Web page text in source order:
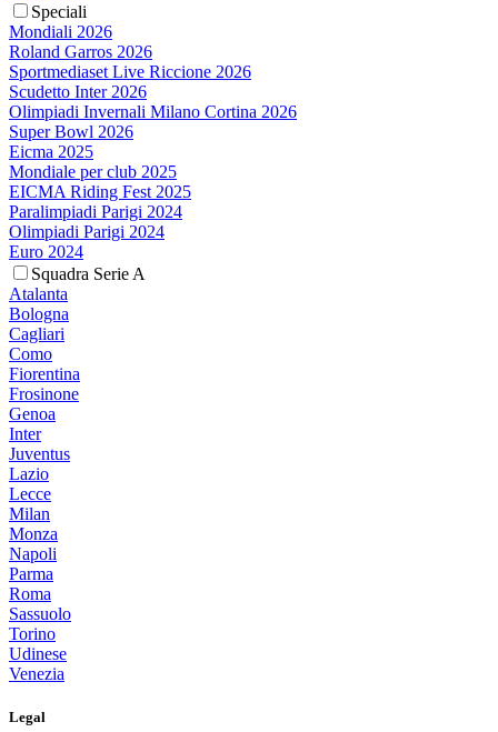
Speciali
Mondiali 2026
Roland Garros 2026
Sportmediaset Live Riccione 2026
Scudetto Inter 2026
Olimpiadi Invernali Milano Cortina 2026
Super Bowl 2026
Eicma 2025
Mondiale per club 2025
EICMA Riding Fest 2025
Paralimpiadi Parigi 2024
Olimpiadi Parigi 2024
Euro 2024
Squadra Serie A
Atalanta
Bologna
Cagliari
Como
Fiorentina
Frosinone
Genoa
Inter
Juventus
Lazio
Lecce
Milan
Monza
Napoli
Parma
Roma
Sassuolo
Torino
Udinese
Venezia
Legal